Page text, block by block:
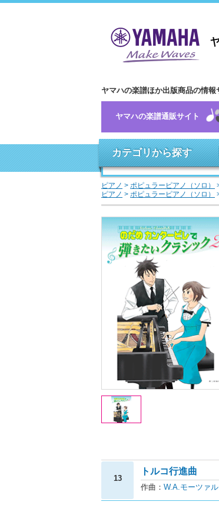
ヤマハの楽譜ほか出版商品の情報
ヤマハの楽譜通販サイト
カテゴリから探す
ピアノ > ポピュラーピアノ（ソロ）
ピアノ > ポピュラーピアノ（ソロ）
13
トルコ行進曲
作曲： W.A.モーツァル